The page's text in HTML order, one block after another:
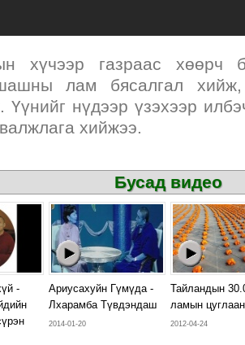
хүчээр газраас
лам бясалгал хийж,
Үүнийг нүдээр үзэхээр
хийжээ.
Бусад видео
-
Ариусахуйн Гүмүда -
Лхарамба Түвдэндаш
2014-01-20
Тайландын
ламын цуглаан
2012-04-24